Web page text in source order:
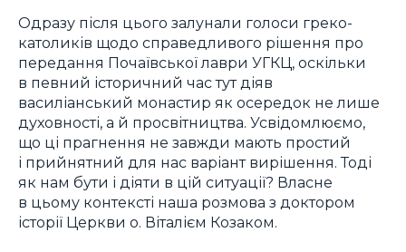
Одразу після цього залунали голоси греко-
католиків щодо справедливого рішення про
передання Почаївської лаври УГКЦ, оскільки
в певний історичний час тут діяв
василіанський монастир як осередок не лише
духовності, а й просвітництва. Усвідомлюємо,
що ці прагнення не завжди мають простий
і прийнятний для нас варіант вирішення. Тоді
як нам бути і діяти в цій ситуації? Власне
в цьому контексті наша розмова з доктором
історії Церкви о. Віталієм Козаком.